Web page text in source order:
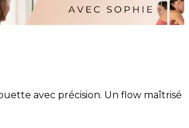
avec précision. Un flow maîtrisé